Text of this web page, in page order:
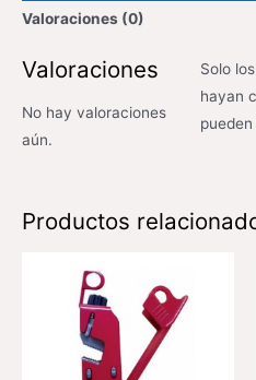
Valoraciones (0)
Valoraciones
No hay valoraciones
aún.
Solo
hayan
Productos